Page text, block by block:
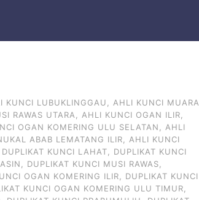
KUNCI LUBUKLINGGAU
AHLI KUNCI MUARA
RAWAS UTARA AHLI KUNCI OGAN ILIR
OGAN KOMERING ULU SELATAN
AHLI
ABAB LEMATANG ILIR
AHLI KUNCI
DUPLIKAT KUNCI LAHAT
DUPLIKAT KUNCI
DUPLIKAT KUNCI MUSI RAWAS
OGAN KOMERING ILIR
DUPLIKAT KUNCI
KUNCI OGAN KOMERING ULU TIMUR